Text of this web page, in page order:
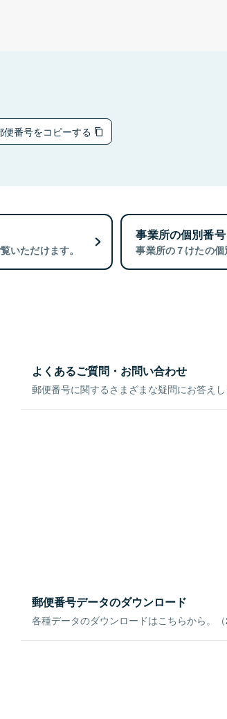
便番号をコピーする
いただけます。
事業所の個別番
事業所の７けたの個
よくあるご質問・お問い合わせ
郵便番号に関するさまざまな疑問にお答えし
郵便番号データのダウンロード
各種データのダウンロードはこちらから。（